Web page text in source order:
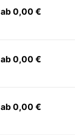
ab 0,00 €
ab 0,00 €
ab 0,00 €